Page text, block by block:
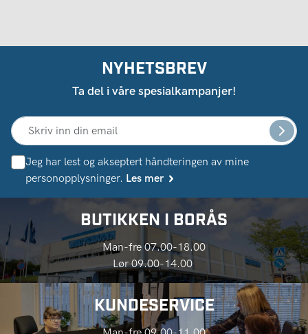
NYHETSBREV
Ta del i våre spesialkampanjer!
Jeg har lest og akseptert håndteringen av mine
personopplysninger. Les mer
BUTIKKEN I BORÅS
Man-fre 07.00-18.00
Lør 09.00-14.00
KUNDESERVICE